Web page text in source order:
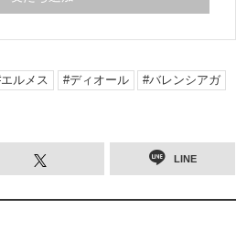
エルメス ディオール
バレンシアガ
LINE